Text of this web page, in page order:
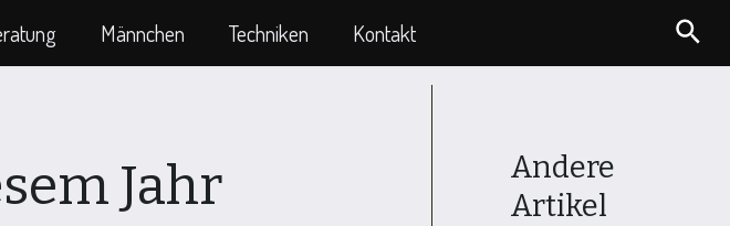
Männchen Techniken Kontakt
Jahr
Andere
Artikel